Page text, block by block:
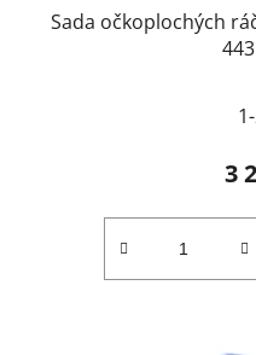
Sada očkoplochých
3